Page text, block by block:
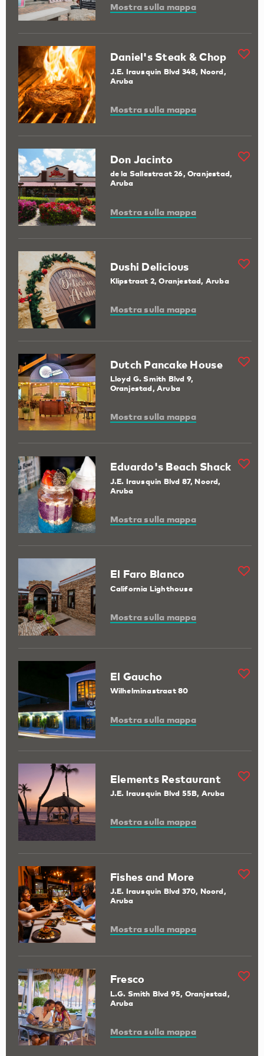
Mostra sulla mappa
Daniel's Steak & Chop
J.E. Irausquin Blvd 348, Noord,
Aruba
Mostra sulla mappa
Don Jacinto
de la Sallestraat 26, Oranjestad,
Aruba
Mostra sulla mappa
Dushi Delicious
Klipstraat 2, Oranjestad, Aruba
Mostra sulla mappa
Dutch Pancake House
Lloyd G. Smith Blvd 9,
Oranjestad, Aruba
Mostra sulla mappa
Eduardo's Beach Shack
J.E. Irausquin Blvd 87, Noord,
Aruba
Mostra sulla mappa
El Faro Blanco
California Lighthouse
Mostra sulla mappa
El Gaucho
Wilhelminastraat 80
Mostra sulla mappa
Elements Restaurant
J.E. Irausquin Blvd 55B, Aruba
Mostra sulla mappa
Fishes and More
J.E. Irausquin Blvd 370, Noord,
Aruba
Mostra sulla mappa
Fresco
L.G. Smith Blvd 95, Oranjestad,
Aruba
Mostra sulla mappa